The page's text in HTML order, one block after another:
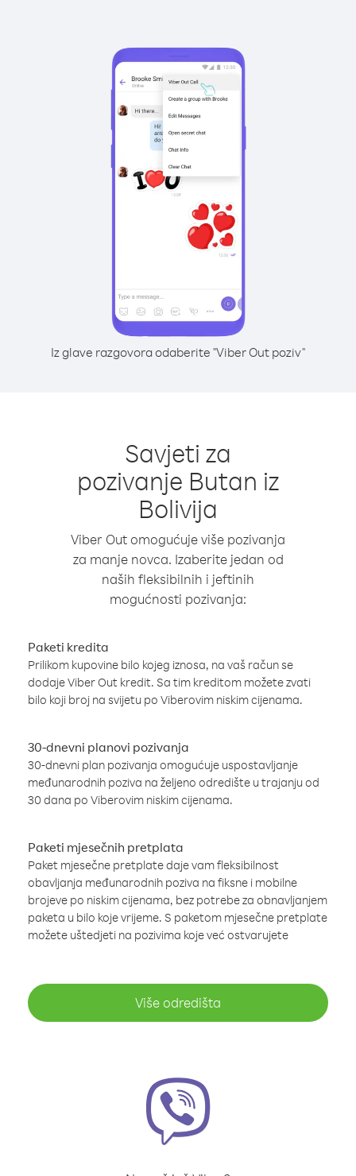
Iz glave razgovora odaberite "Viber Out poziv"
Savjeti za
pozivanje Butan iz
Bolivija
Viber Out omogućuje više pozivanja
za manje novca. Izaberite jedan od
naših fleksibilnih i jeftinih
mogućnosti pozivanja:
Paketi kredita
Prilikom kupovine bilo kojeg iznosa, na vaš račun se
dodaje Viber Out kredit. Sa tim kreditom možete zvati
bilo koji broj na svijetu po Viberovim niskim cijenama.
30-dnevni planovi pozivanja
30-dnevni plan pozivanja omogućuje uspostavljanje
međunarodnih poziva na željeno odredište u trajanju od
30 dana po Viberovim niskim cijenama.
Paketi mjesečnih pretplata
Paket mjesečne pretplate daje vam fleksibilnost
obavljanja međunarodnih poziva na fiksne i mobilne
brojeve po niskim cijenama, bez potrebe za obnavljanjem
paketa u bilo koje vrijeme. S paketom mjesečne pretplate
možete uštedjeti na pozivima koje već ostvarujete
Više odredišta